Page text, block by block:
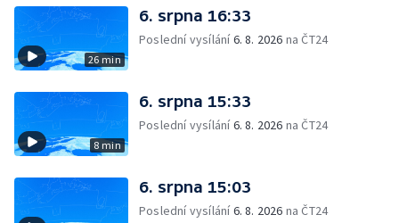
26 min
6. srpna 16:33
Poslední vysílání6. 8. 2026 na ČT24
8 min
6. srpna 15:33
Poslední vysílání6. 8. 2026 na ČT24
6. srpna 15:03
Poslední vysílání6. 8. 2026 na ČT24